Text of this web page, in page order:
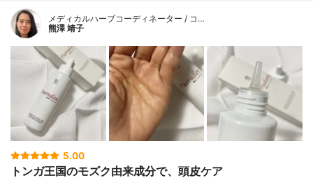
メディカルハーブコーディネーター / コ…
熊澤 靖子
5.00
トンガ王国のモズク由来成分で、頭皮ケア